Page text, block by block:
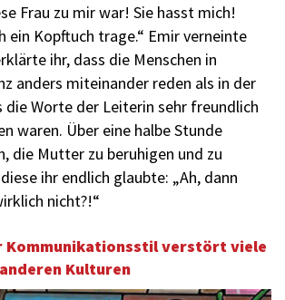
Frau zu mir war! Sie hasst mich!
ein Kopftuch trage.“ Emir verneinte
ihr, dass die Menschen in
anders miteinander reden als in der
die Worte der Leiterin sehr freundlich
waren. Über eine halbe Stunde
die Mutter zu beruhigen und zu
ihr endlich glaubte: „Ah, dann
nicht?!“
Kommunikationsstil verstört viele
Kulturen